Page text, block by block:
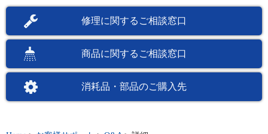
修理に関するご相談窓口
商品に関するご相談窓口
消耗品・部品のご購入先